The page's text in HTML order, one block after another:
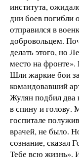
института,
дни боев погибли
отправился в
добровольцем.
делать этого, но
место на фронте».
Шли жаркие бои
командовавший
Жулян подбил два
в спину и голову.
госпитале
врачей, не было.
сознание, сказал
Тебе всю жизнь».